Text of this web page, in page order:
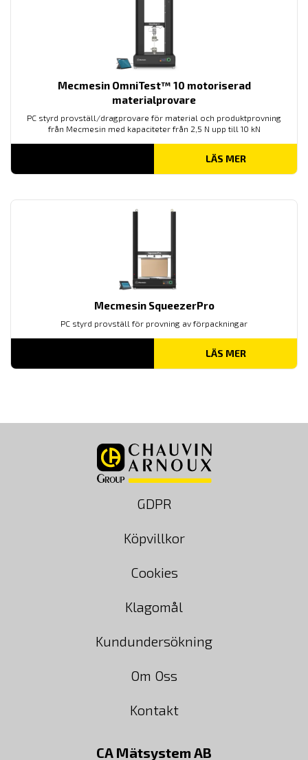
Mecmesin OmniTest™ 10 motoriserad
materialprovare
PC styrd provställ/dragprovare för material och produktprovning
från Mecmesin med kapaciteter från 2,5 N upp till 10 kN
LÄS MER
Mecmesin SqueezerPro
PC styrd provställ för provning av förpackningar
LÄS MER
GDPR
Köpvillkor
Cookies
Klagomål
Kundundersökning
Om Oss
Kontakt
CA Mätsystem AB